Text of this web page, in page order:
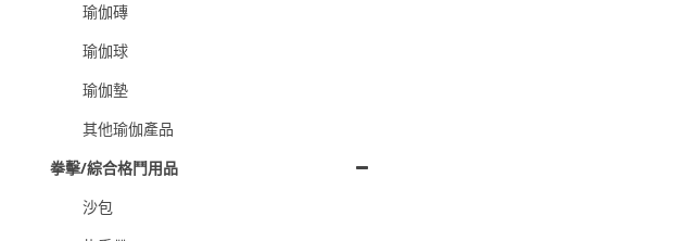
瑜伽磚
瑜伽球
瑜伽墊
其他瑜伽產品
拳擊/綜合格鬥用品
沙包